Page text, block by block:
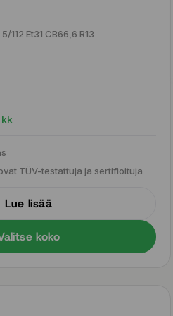
112 Et31 CB66,6 R13
kk
TÜV-testattuja ja sertifioituja
Lue lisää
koko